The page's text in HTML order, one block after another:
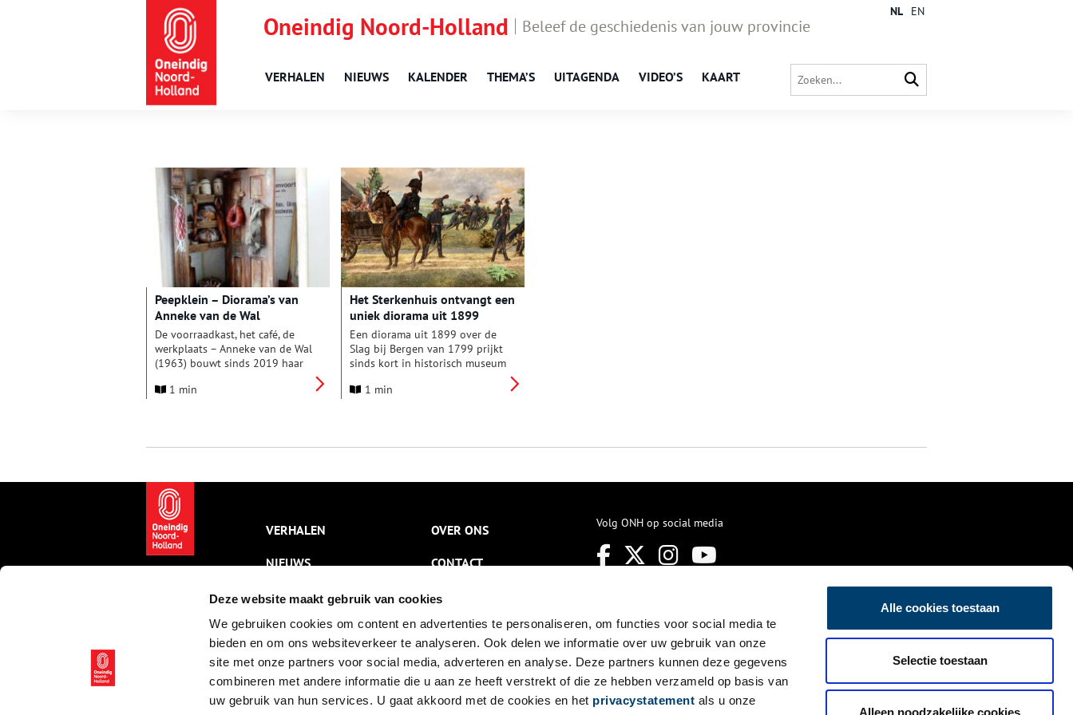
Deze website maakt gebruik van cookies
We gebruiken cookies om content en advertenties te personaliseren, om functies voor social media te
bieden en om ons websiteverkeer te analyseren. Ook delen we informatie over uw gebruik van onze
site met onze partners voor social media, adverteren en analyse. Deze partners kunnen deze gegevens
combineren met andere informatie die u aan ze heeft verstrekt of die ze hebben verzameld op basis van
uw gebruik van hun services. U gaat akkoord met de cookies en het privacystatement als u onze
Alle cookies toestaan
Selectie toestaan
Alleen noodzakelijke cookies
Oneindig Noord-Holland Beleef de geschiedenis van jouw provincie
VERHALEN NIEUWS KALENDER THEMA’S UITAGENDA VIDEO’S KAART
NL EN
Peepklein – Diorama’s van
Anneke van de Wal
De voorraadkast, het café, de
werkplaats – Anneke van de Wal
(1963) bouwt sinds 2019 haar
laatjes en kistjes. Ze stelt deze
1 min
Het Sterkenhuis ontvangt een
uniek diorama uit 1899
Een diorama uit 1899 over de
Slag bij Bergen van 1799 prijkt
sinds kort in historisch museum
geschonken door het Korps
zich 225 jaar geleden afspeelde.
1 min
VERHALEN
NIEUWS
KALENDER
THEMA’S
ACTIVITEITEN
VIDEO’S
OVER ONS
CONTACT
NIEUWSBRIEF
DISCLAIMER
PRIVACY
TOEGANKELIJKHEID
Volg ONH op social media